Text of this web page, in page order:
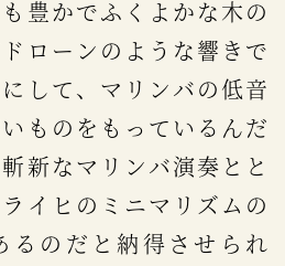
豊かでふくよかな木の
ローンのような響きで
して、マリンバの低音
ものをもっているんだ
新なマリンバ演奏とと
イヒのミニマリズムの
るのだと納得させられ